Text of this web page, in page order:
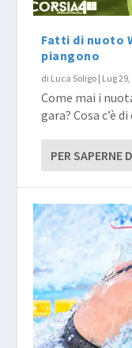
Fatti di nuoto
piangono
di Luca Soligo | Lug
Come mai i
gara? Cosa c’è
PER SAPERNE